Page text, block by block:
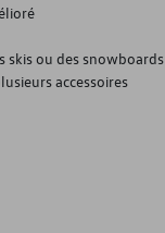
skis ou des snowboards
accessoires